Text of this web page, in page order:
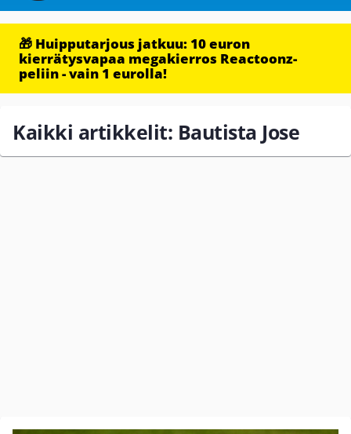
🎁 Huipputarjous jatkuu: 10 euron
kierrätysvapaa megakierros Reactoonz-
peliin - vain 1 eurolla!
Kaikki artikkelit: Bautista Jose